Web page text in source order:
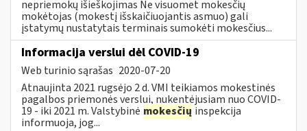
nepriemokų išieškojimas Ne visuomet mokesčių
mokėtojas (mokestį išskaičiuojantis asmuo) gali
įstatymų nustatytais terminais sumokėti mokesčius...
Informacija verslui dėl COVID-19
Web turinio sąrašas 2020-07-20
Atnaujinta 2021 rugsėjo 2 d. VMI teikiamos mokestinės
pagalbos priemonės verslui, nukentėjusiam nuo COVID-
19 - iki 2021 m. Valstybinė mokesčių inspekcija
informuoja, jog...